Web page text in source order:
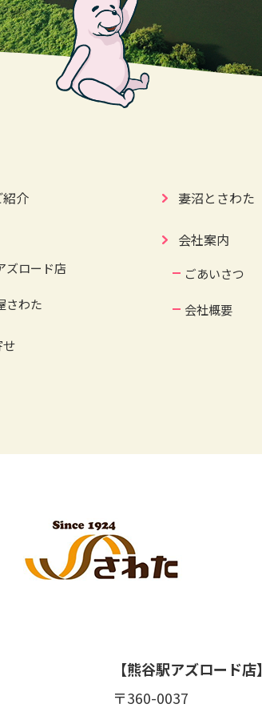
介
ズロード店
さわた
妻沼とさわた
会社案内
ごあいさつ
会社概要
【熊谷駅アズロード店】
〒360-0037